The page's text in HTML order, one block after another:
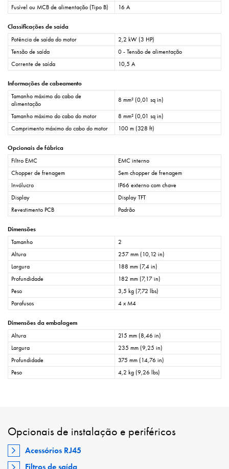
Fusível ou MCB de alimentação (Tipo B)
16 A
Classificações de saída
Potência de saída do motor
2,2 kW (3 HP)
Tensão de saída
0 - Tensão de alimentação
Corrente de saída
10,5 A
Informações de cabeamento
Tamanho máximo do cabo de
alimentação
8 mm² (0,01 sq in)
Tamanho máximo do cabo do motor
8 mm² (0,01 sq in)
Comprimento máximo do cabo do motor
100 m (328 ft)
Opcionais de fábrica
Filtro EMC
EMC interno
Chopper de frenagem
Sem chopper de frenagem
Invólucro
IP66 externo com chave
Display
Display TFT
Revestimento PCB
Padrão
Dimensões
Tamanho
2
Altura
257 mm (10,12 in)
Largura
188 mm (7,4 in)
Profundidade
182 mm (7,17 in)
Peso
3,5 kg (7,72 lbs)
Parafusos
4 x M4
Dimensões da embalagem
Altura
215 mm (8,46 in)
Largura
235 mm (9,25 in)
Profundidade
375 mm (14,76 in)
Peso
4,2 kg (9,26 lbs)
Opcionais de instalação e periféricos
Acessórios RJ45